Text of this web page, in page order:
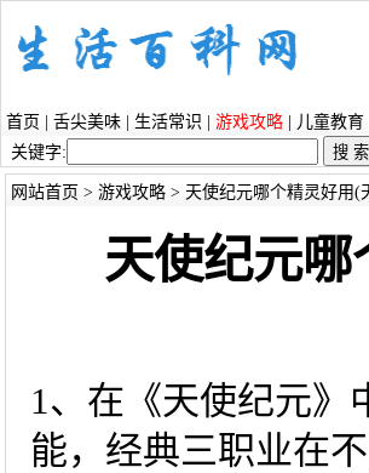
首页 舌尖美味 生活常识 游戏攻略 儿童教育
关键字:
网站首页 > 游戏攻略> 天使纪元哪个精灵好用(
天使纪元
1、在《天使纪元》
能，经典三职业在